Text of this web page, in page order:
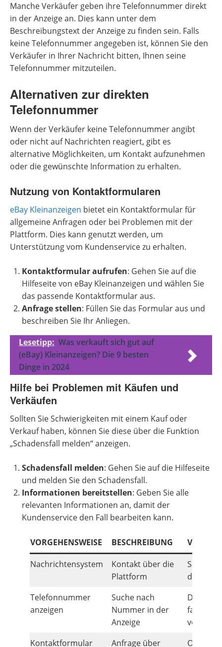
Manche Verkäufer geben ihre Telefonnummer direkt
in der Anzeige an. Dies kann unter dem
Beschreibungstext der Anzeige zu finden sein. Falls
keine Telefonnummer angegeben ist, können Sie den
Verkäufer in Ihrer Nachricht bitten, Ihnen seine
Telefonnummer mitzuteilen.
Alternativen zur direkten
Telefonnummer
Wenn der Verkäufer keine Telefonnummer angibt
oder nicht auf Nachrichten reagiert, gibt es
alternative Möglichkeiten, um Kontakt aufzunehmen
oder die gewünschte Information zu erhalten.
Nutzung von Kontaktformularen
eBay Kleinanzeigen bietet ein Kontaktformular für
allgemeine Anfragen oder bei Problemen mit der
Plattform. Dies kann genutzt werden, um
Unterstützung vom Kundenservice zu erhalten.
Kontaktformular aufrufen: Gehen Sie auf die
Hilfeseite von eBay Kleinanzeigen und wählen Sie
das passende Kontaktformular aus.
Anfrage stellen: Füllen Sie das Formular aus und
beschreiben Sie Ihr Anliegen.
Lesetipp: Was verkauft sich gut auf
(eBay) Kleinanzeigen? Die 9 besten
Dinge in 2024
Hilfe bei Problemen mit Käufen und
Verkäufen
Sollten Sie Schwierigkeiten mit einem Kauf oder
Verkauf haben, können Sie diese über die Funktion
„Schadensfall melden“ anzeigen.
Schadensfall melden: Gehen Sie auf die Hilfeseite
und melden Sie den Schadensfall.
Informationen bereitstellen: Geben Sie alle
relevanten Informationen an, damit der
Kundenservice den Fall bearbeiten kann.
VORGEHENSWEISE BESCHREIBUNG
Nachrichtensystem
Kontakt über die
Plattform
Schnell
direkt
Telefonnummer
anzeigen
Suche nach
Nummer in der
Anzeige
falls
Kontaktformular
Anfrage über Offizielle